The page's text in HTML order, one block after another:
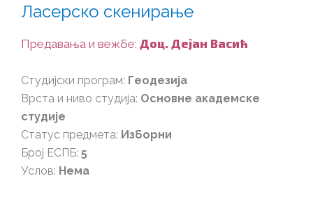
Ласерско скенирање
Предавања и вежбе: Доц. Дејан Васић
Студијски програм: Геодезија
Врста и ниво студија: Основне академске
студије
Статус предмета: Изборни
Број ЕСПБ: 5
Услов: Нема